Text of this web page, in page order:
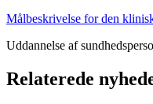
Målbeskrivelse for den
Uddannelse af
Relaterede